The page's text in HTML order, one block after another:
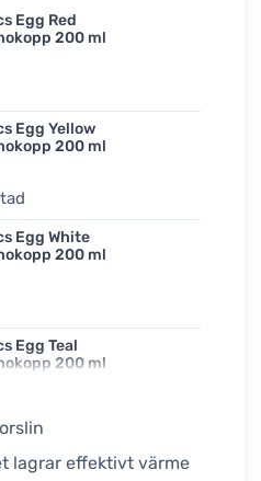
Egg Red
200 ml
Egg Yellow
200 ml
Egg White
200 ml
Egg Teal
200 ml
Egg Taupe
200 ml
lagrar effektivt värme